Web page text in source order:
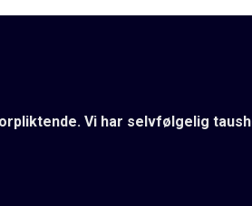
Vi har selvfølgelig